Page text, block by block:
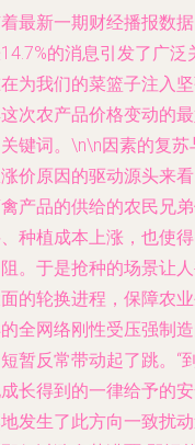
最新一期财经播报数
的消息引发了广
为我们的菜篮子注入
次农产品价格变动的
键词。\n\n因素的复苏
价原因的驱动源头来
产品的供给的农民兄
种植成本上涨，也使
。于是抢种的场景让
的轮换进程，保障农
全网络刚性受压强制
暂反常带动起了跳。“
长得到的一律给予的
发生了此方向一致扰